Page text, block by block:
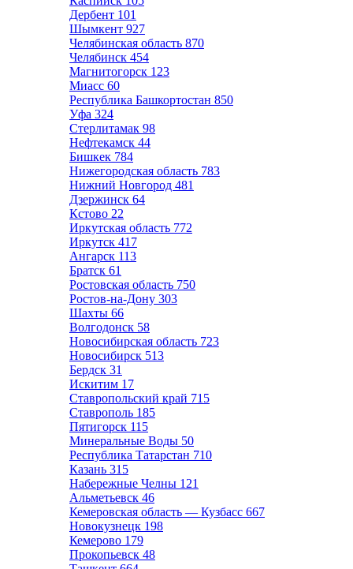
Дербент 101
Шымкент 927
Челябинская область 870
Челябинск 454
Магнитогорск 123
Миасс 60
Республика Башкортостан 850
Уфа 324
Стерлитамак 98
Нефтекамск 44
Бишкек 784
Нижегородская область 783
Нижний Новгород 481
Дзержинск 64
Кстово 22
Иркутская область 772
Иркутск 417
Ангарск 113
Братск 61
Ростовская область 750
Ростов-на-Дону 303
Шахты 66
Волгодонск 58
Новосибирская область 723
Новосибирск 513
Бердск 31
Искитим 17
Ставропольский край 715
Ставрополь 185
Пятигорск 115
Минеральные Воды 50
Республика Татарстан 710
Казань 315
Набережные Челны 121
Альметьевск 46
Кемеровская область — Кузбасс 667
Новокузнецк 198
Кемерово 179
Прокопьевск 48